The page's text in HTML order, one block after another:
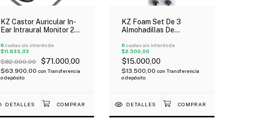
KZ Castor Auricular In-
Ear Intraural Monitor 2
Con Mic
6 cuotas sin interés de
$11.833,33
$82.000,00 $71.000,00
$63.900,00 con Transferencia
o depósito
DETALLES
KZ Foam Set De 3
Almohadillas De
Auriculares In-Ear
6 cuotas sin interés de
$2.500,00
$15.000,00
$13.500,00 con Transferencia
o depósito
DETALLES